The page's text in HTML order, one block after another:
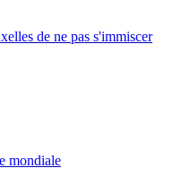
de ne pas s'immiscer
mondiale